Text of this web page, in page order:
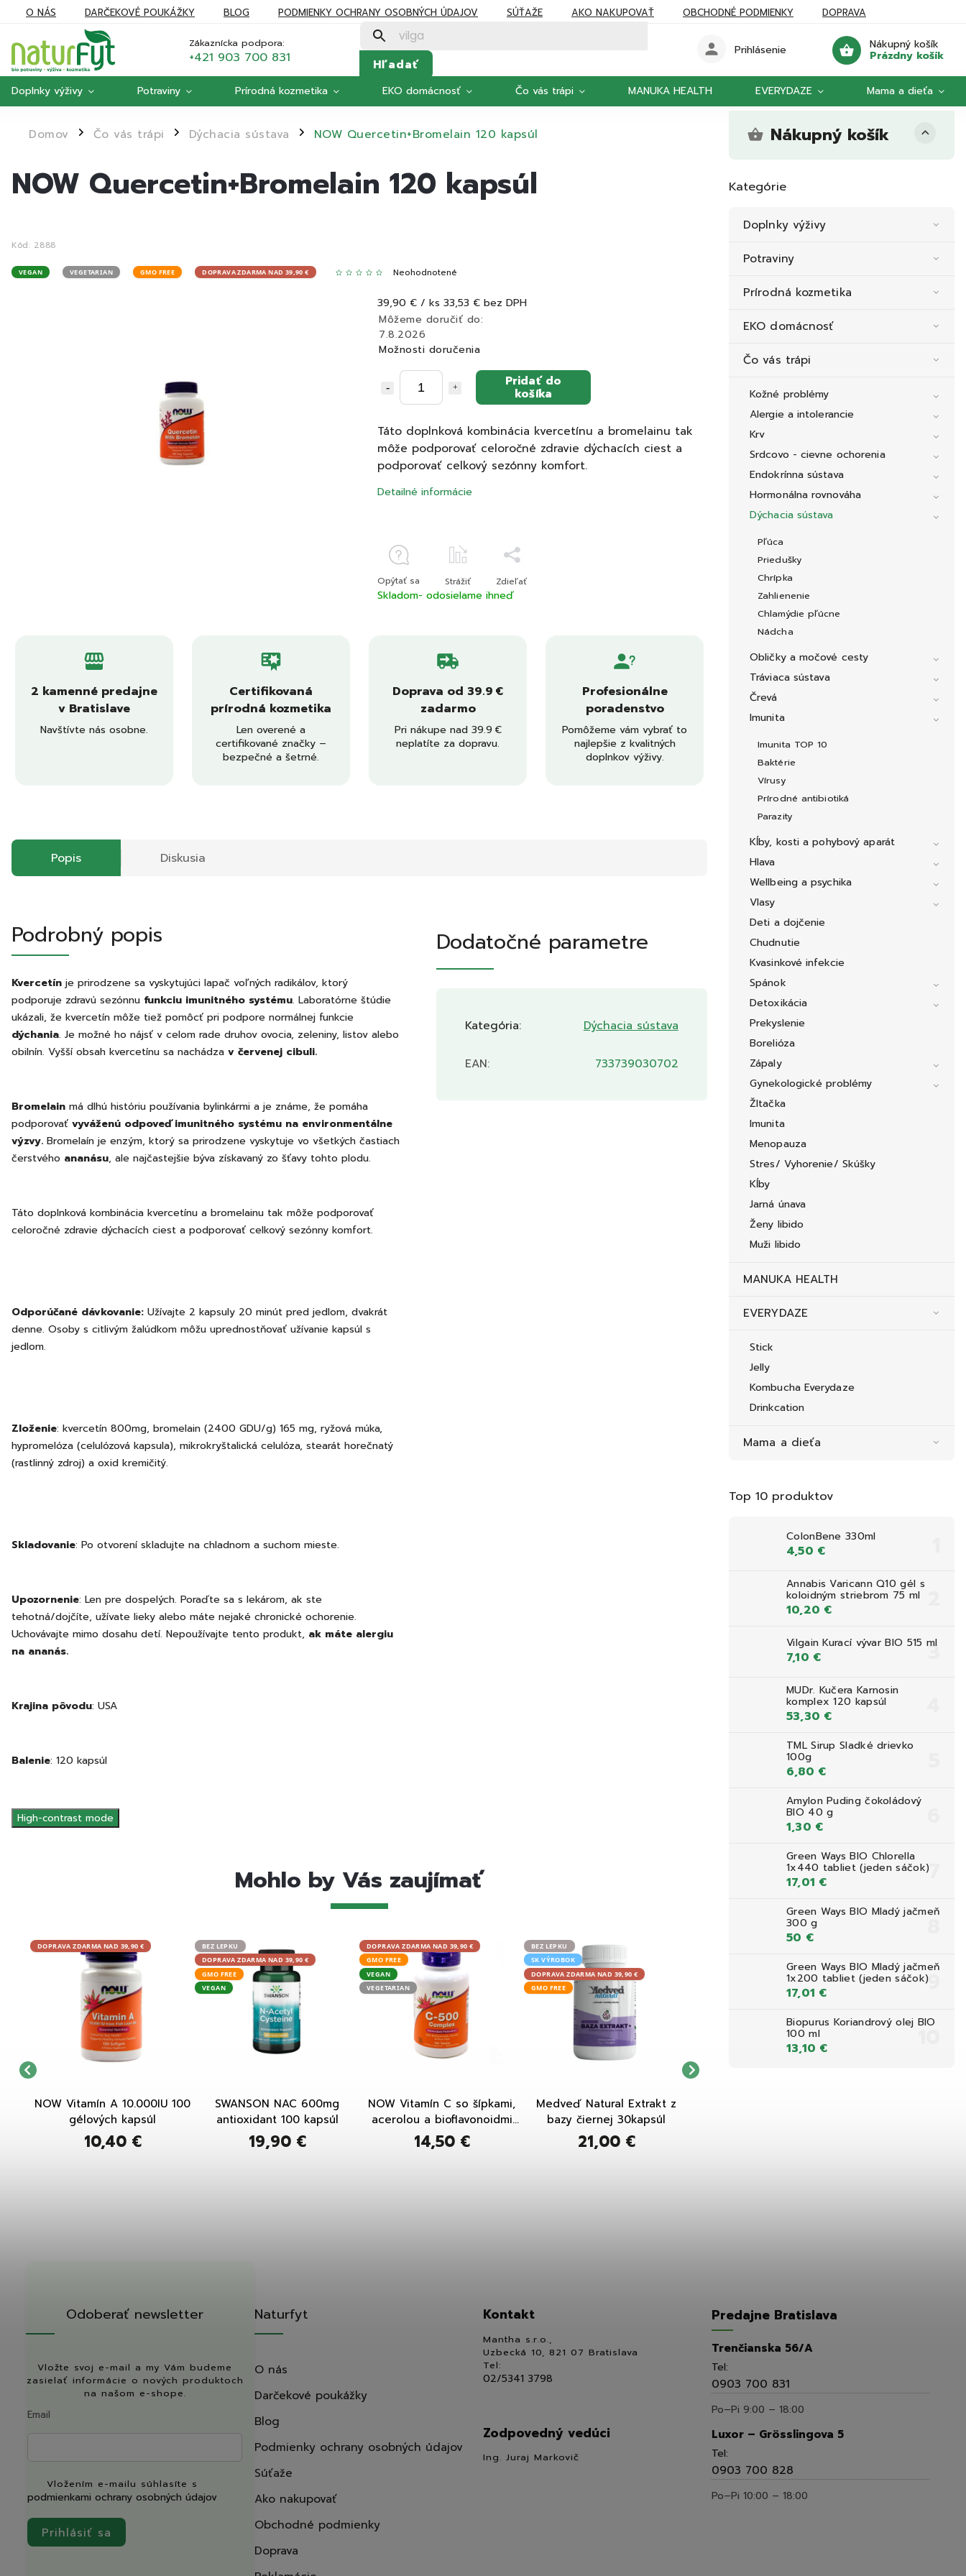
O NÁS DARČEKOVÉ POUKÁŽKY BLOG PODMIENKY OCHRANY OSOBNÝCH ÚDAJOV SÚŤAŽE AKO NAKUPOVAŤ OBCHODNÉ PODMIENKY
DOPRAVA
Zákaznícka podpora:
+421 903 700 831 Hľadať
Nákupný košík
Prázdny košík
Prihlásenie
Doplnky výživy Potraviny Prírodná kozmetika EKO domácnosť Čo vás trápi MANUKA HEALTH EVERYDAZE Mama a dieťa
Domov / Čo vás trápi / Dýchacia sústava / NOW Quercetin+Bromelain 120 kapsúl Nákupný košík
Kategórie
Doplnky výživy
Potraviny
Prírodná kozmetika
EKO domácnosť
Čo vás trápi
Kožné problémy
Alergie a intolerancie
Krv
Srdcovo - cievne ochorenia
Endokrínna sústava
Hormonálna rovnováha
Dýchacia sústava
Pľúca
Priedušky
Chrípka
Zahlienenie
Chlamýdie pľúcne
Nádcha
Obličky a močové cesty
Tráviaca sústava
Črevá
Imunita
Imunita TOP 10
Baktérie
Vírusy
Prírodné antibiotiká
Parazity
Kĺby, kosti a pohybový aparát
Hlava
Wellbeing a psychika
Vlasy
Deti a dojčenie
Chudnutie
Kvasinkové infekcie
Spánok
Detoxikácia
Prekyslenie
Borelióza
Zápaly
Gynekologické problémy
Žltačka
Imunita
Menopauza
Stres/ Vyhorenie/ Skúšky
Kĺby
Jarná únava
Ženy libido
Muži libido
MANUKA HEALTH
EVERYDAZE
Stick
Jelly
Kombucha Everydaze
Drinkcation
Mama a dieťa
Top 10 produktov
ColonBene 330ml
4,50 €
Annabis Varicann Q10 gél s
koloidným striebrom 75 ml
10,20 €
Vilgain Kurací vývar BIO 515 ml
7,10 €
MUDr. Kučera Karnosin
komplex 120 kapsúl
53,30 €
TML Sirup Sladké drievko
100g
6,80 €
Amylon Puding čokoládový
BIO 40 g
1,30 €
Green Ways BIO Chlorella
1x440 tabliet (jeden sáčok)
17,01 €
Green Ways BIO Mladý jačmeň
300 g
50 €
Green Ways BIO Mladý jačmeň
1x200 tabliet (jeden sáčok)
17,01 €
Biopurus Koriandrový olej BIO
100 ml
13,10 €
NOW Quercetin+Bromelain 120 kapsúl
Kód: 2888
VEGAN VEGETARIAN GMO FREE DOPRAVA ZDARMA NAD 39,90 € Neohodnotené
39,90 € / ks 33,53 € bez DPH
Skladom- odosielame ihneď
Môžeme doručiť do:
7.8.2026
Možnosti doručenia
Pridať do
košíka
Táto doplnková kombinácia kvercetínu a bromelainu tak
môže podporovať celoročné zdravie dýchacích ciest a
podporovať celkový sezónny komfort.
Detailné informácie
Opýtať sa Strážiť Zdieľať
2 kamenné predajne
v Bratislave
Navštívte nás osobne.
Certifikovaná
prírodná kozmetika
Len overené a
certifikované značky –
bezpečné a šetrné.
Doprava od 39.9 €
zadarmo
Pri nákupe nad 39.9 €
neplatíte za dopravu.
Profesionálne
poradenstvo
Pomôžeme vám vybrať to
najlepšie z kvalitných
doplnkov výživy.
Popis Diskusia
Podrobný popis
Kvercetín je prirodzene sa vyskytujúci lapač voľných radikálov, ktorý
podporuje zdravú sezónnu funkciu imunitného systému. Laboratórne štúdie
ukázali, že kvercetín môže tiež pomôcť pri podpore normálnej funkcie
dýchania. Je možné ho nájsť v celom rade druhov ovocia, zeleniny, listov alebo
obilnín. Vyšší obsah kvercetínu sa nachádza v červenej cibuli.
Bromelain má dlhú históriu používania bylinkármi a je známe, že pomáha
podporovať vyváženú odpoveď imunitného systému na environmentálne
výzvy. Bromelaín je enzým, ktorý sa prirodzene vyskytuje vo všetkých častiach
čerstvého ananásu, ale najčastejšie býva získavaný zo šťavy tohto plodu.
Táto doplnková kombinácia kvercetínu a bromelainu tak môže podporovať
celoročné zdravie dýchacích ciest a podporovať celkový sezónny komfort.
Odporúčané dávkovanie: Užívajte 2 kapsuly 20 minút pred jedlom, dvakrát
denne. Osoby s citlivým žalúdkom môžu uprednostňovať užívanie kapsúl s
jedlom.
Zloženie: kvercetín 800mg, bromelain (2400 GDU/g) 165 mg, ryžová múka,
hypromelóza (celulózová kapsula), mikrokryštalická celulóza, stearát horečnatý
(rastlinný zdroj) a oxid kremičitý.
Skladovanie: Po otvorení skladujte na chladnom a suchom mieste.
Upozornenie: Len pre dospelých. Poraďte sa s lekárom, ak ste
tehotná/dojčíte, užívate lieky alebo máte nejaké chronické ochorenie.
Uchovávajte mimo dosahu detí. Nepoužívajte tento produkt, ak máte alergiu
na ananás.
Krajina pôvodu: USA
Balenie: 120 kapsúl
Dodatočné parametre
Kategória: Dýchacia sústava
EAN: 733739030702
High-contrast mode
Mohlo by Vás zaujímať
DOPRAVA ZDARMA NAD 39,90 €
NOW Vitamín A 10.000IU 100
gélových kapsúl
10,40 €
BEZ LEPKU
DOPRAVA ZDARMA NAD 39,90 €
GMO FREE
VEGAN
SWANSON NAC 600mg
antioxidant 100 kapsúl
19,90 €
DOPRAVA ZDARMA NAD 39,90 €
GMO FREE
VEGAN
VEGETARIAN
NOW Vitamín C so šípkami,
acerolou a bioflavonoidmi
500 mg 100 tabliet
14,50 €
BEZ LEPKU
SK VÝROBOK
DOPRAVA ZDARMA NAD 39,90 €
GMO FREE
Medveď Natural Extrakt z
bazy čiernej 30kapsúl
21,00 €
Odoberať newsletter
Vložte svoj e-mail a my Vám budeme
zasielať informácie o nových produktoch
na našom e-shope.
Email
Vložením e-mailu súhlasíte s
podmienkami ochrany osobných údajov
Prihlásiť sa
Naturfyt
O nás
Darčekové poukážky
Blog
Podmienky ochrany osobných údajov
Súťaže
Ako nakupovať
Obchodné podmienky
Doprava
Kontakt
Mantha s.r.o.,
Uzbecká 10, 821 07 Bratislava
Tel:
02/5341 3798
Zodpovedný vedúci
Ing. Juraj Markovič
Predajne Bratislava
Trenčianska 56/A
Tel:
0903 700 831
Po–Pi 9:00 – 18:00
Luxor – Grösslingova 5
Tel:
0903 700 828
Po–Pi 10:00 – 18:00